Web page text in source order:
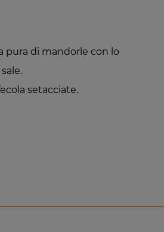
pura di mandorle con lo
setacciate.